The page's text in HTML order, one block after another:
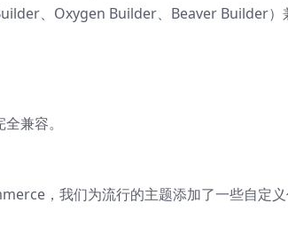
、Oxygen Builder、Beaver Builder）
兼容。
，我们为流行的主题添加了一些自定